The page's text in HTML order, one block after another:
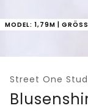
MODEL: 1,79M |
Street One